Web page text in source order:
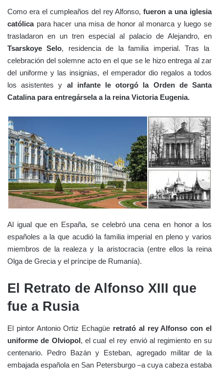
Como era el cumpleaños del rey Alfonso,fueron a una iglesia
católicapara hacer una misa de honor al monarca y luego se
trasladaron en un tren especial al palacio de Alejandro, en
Tsarskoye Selo, residencia de la familia imperial. Tras la
celebración del solemne acto en el que se le hizo entrega al zar
del uniforme y las insignias, el emperador dio regalos a todos
los asistentes y al infante le otorgó la Orden de Santa
Catalina para entregársela a la reina Victoria Eugenia.
Al igual que en España, se celebró una cena en honor a los
españoles a la que acudió la familia imperial en pleno y varios
miembros de la realeza y la aristocracia (entre ellos la reina
Olga de Grecia y el príncipe de Rumanía).
El Retrato de Alfonso XIII que
fue a Rusia
El pintor Antonio Ortiz Echagüe retrató al rey Alfonso con el
uniforme de Olviopol, el cual el rey envió al regimiento en su
centenario. Pedro Bazán y Esteban, agregado militar de la
embajada española en San Petersburgo –a cuya cabeza estaba